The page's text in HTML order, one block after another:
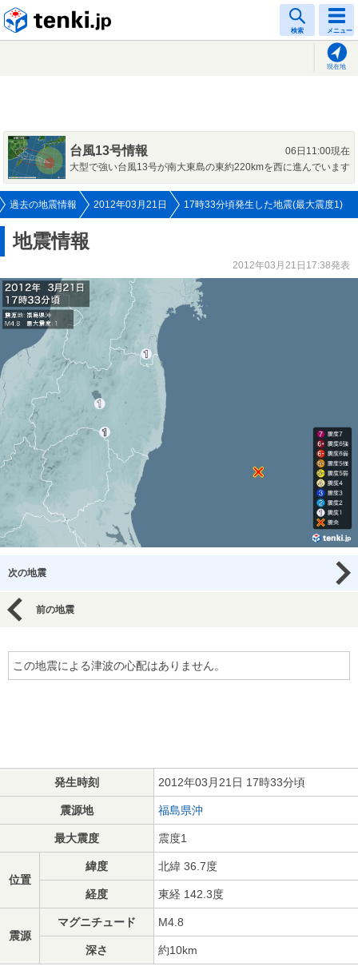
検索 メニュー
現在地
台風13号情報
06日11:00現在
大型で強い台風13号が南大東島の東約220kmを西に進んでいます
過去の地震情報 2012年03月21日 17時33分頃発生した地震(最大震度1)
地震情報
2012年03月21日17:38発表
次の地震
前の地震
この地震による津波の心配はありません。
発生時刻 2012年03月21日 17時33分頃
震源地 福島県沖
最大震度 震度1
位置
緯度 北緯 36.7度
経度 東経 142.3度
震源
マグニチュード M4.8
深さ 約10km